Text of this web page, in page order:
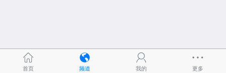
首页 频道 我的 更多